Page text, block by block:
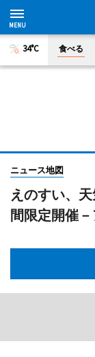
34°C 食べる
ニュース地図
えのすい、
間限定開催